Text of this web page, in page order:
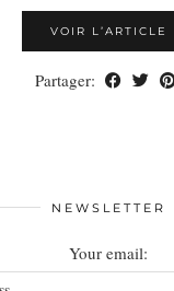
VOIR L’ARTICLE
Partager:
NEWSLETTER
Your email: